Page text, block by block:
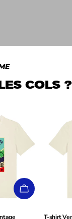
COLS ?
CHOISISSEZ
T-shirt